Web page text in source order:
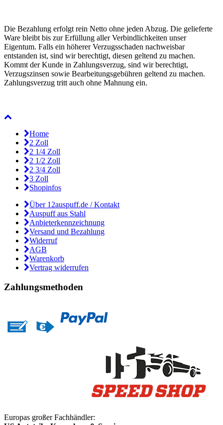
Die Bezahlung erfolgt rein Netto ohne jeden Abzug. Die gelieferte
Ware bleibt bis zur Erfüllung aller Verbindlichkeiten unser
Eigentum. Falls ein höherer Verzugsschaden nachweisbar
entstanden ist, sind wir berechtigt, diesen geltend zu machen.
Kommt der Kunde in Zahlungsverzug, sind wir berechtigt,
Verzugszinsen sowie Bearbeitungsgebühren geltend zu machen.
Zahlungsverzug tritt auch ohne Mahnung ein.
Home
2 Zoll
2 1/4 Zoll
2 1/2 Zoll
2 3/4 Zoll
3 Zoll
Shopinfos
Über 12auspuff.de / Kontakt
Auspuff aus Stahl
Anbieterkennzeichnung
Versand und Bezahlung
Widerruf
AGB
Warenkorb
Vertrag widerrufen
Zahlungsmethoden
Europas großer Fachhändler: